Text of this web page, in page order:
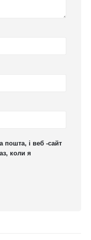
пошта, і веб -сайт
коли я